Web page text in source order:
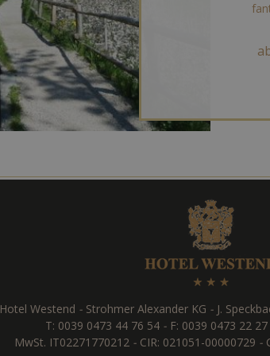
Hotel Westend - Strohmer Alexander KG - J.
T: 0039 0473 44 76 54 -F: 0039 0473 22 27
MwSt. IT02271770212 -CIR: 021051-00000729 -